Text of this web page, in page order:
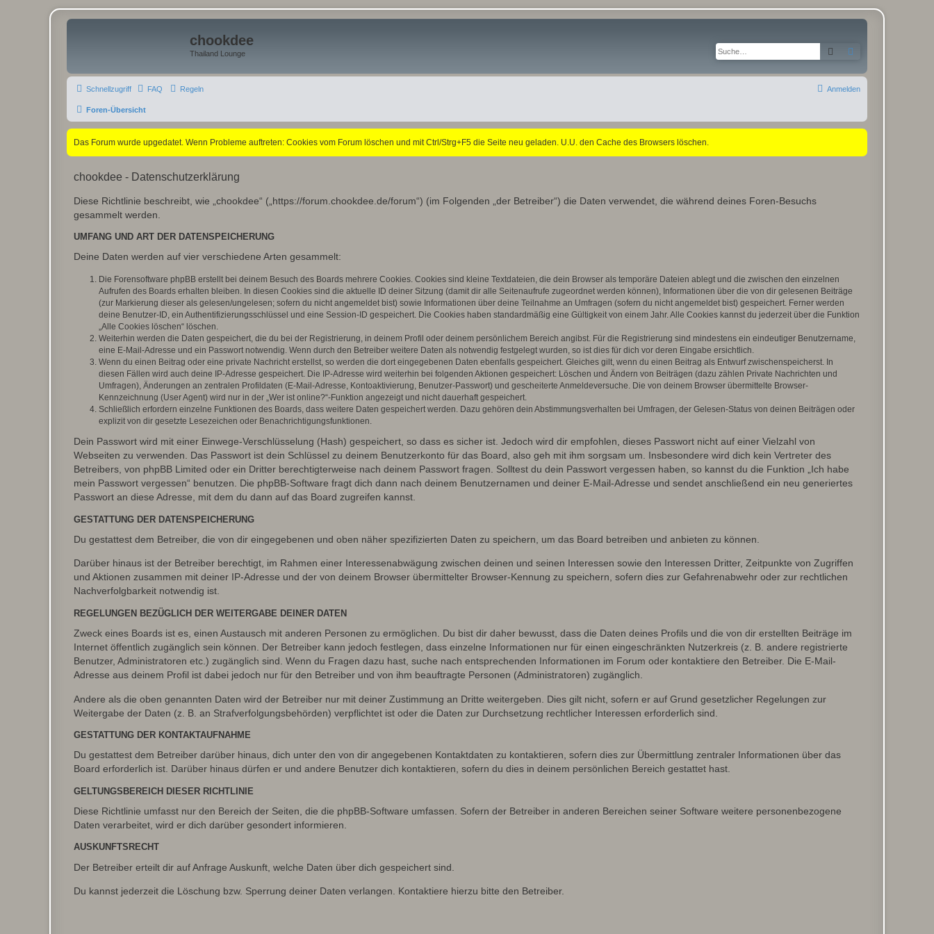
chookdee
Thailand Lounge Suche
Schnellzugriff FAQ Regeln Anmelden
Foren-Übersicht
Das Forum wurde upgedatet. Wenn Probleme auftreten: Cookies vom Forum löschen und mit Ctrl/Strg+F5 die Seite neu geladen. U.U. den Cache des Browsers löschen.
chookdee - Datenschutzerklärung
Diese Richtlinie beschreibt, wie „chookdee“ („https://forum.chookdee.de/forum“) (im Folgenden „der Betreiber“) die Daten verwendet, die während deines Foren-Besuchs
gesammelt werden.
UMFANG UND ART DER DATENSPEICHERUNG
Deine Daten werden auf vier verschiedene Arten gesammelt:
Die Forensoftware phpBB erstellt bei deinem Besuch des Boards mehrere Cookies. Cookies sind kleine Textdateien, die dein Browser als temporäre Dateien ablegt und die zwischen den einzelnen
Aufrufen des Boards erhalten bleiben. In diesen Cookies sind die aktuelle ID deiner Sitzung (damit dir alle Seitenaufrufe zugeordnet werden können), Informationen über die von dir gelesenen Beiträge
(zur Markierung dieser als gelesen/ungelesen; sofern du nicht angemeldet bist) sowie Informationen über deine Teilnahme an Umfragen (sofern du nicht angemeldet bist) gespeichert. Ferner werden
deine Benutzer-ID, ein Authentifizierungsschlüssel und eine Session-ID gespeichert. Die Cookies haben standardmäßig eine Gültigkeit von einem Jahr. Alle Cookies kannst du jederzeit über die Funktion
„Alle Cookies löschen“ löschen.
Weiterhin werden die Daten gespeichert, die du bei der Registrierung, in deinem Profil oder deinem persönlichem Bereich angibst. Für die Registrierung sind mindestens ein eindeutiger Benutzername,
eine E-Mail-Adresse und ein Passwort notwendig. Wenn durch den Betreiber weitere Daten als notwendig festgelegt wurden, so ist dies für dich vor deren Eingabe ersichtlich.
Wenn du einen Beitrag oder eine private Nachricht erstellst, so werden die dort eingegebenen Daten ebenfalls gespeichert. Gleiches gilt, wenn du einen Beitrag als Entwurf zwischenspeicherst. In
diesen Fällen wird auch deine IP-Adresse gespeichert. Die IP-Adresse wird weiterhin bei folgenden Aktionen gespeichert: Löschen und Ändern von Beiträgen (dazu zählen Private Nachrichten und
Umfragen), Änderungen an zentralen Profildaten (E-Mail-Adresse, Kontoaktivierung, Benutzer-Passwort) und gescheiterte Anmeldeversuche. Die von deinem Browser übermittelte Browser-
Kennzeichnung (User Agent) wird nur in der „Wer ist online?“-Funktion angezeigt und nicht dauerhaft gespeichert.
Schließlich erfordern einzelne Funktionen des Boards, dass weitere Daten gespeichert werden. Dazu gehören dein Abstimmungsverhalten bei Umfragen, der Gelesen-Status von deinen Beiträgen oder
explizit von dir gesetzte Lesezeichen oder Benachrichtigungsfunktionen.
Dein Passwort wird mit einer Einwege-Verschlüsselung (Hash) gespeichert, so dass es sicher ist. Jedoch wird dir empfohlen, dieses Passwort nicht auf einer Vielzahl von
Webseiten zu verwenden. Das Passwort ist dein Schlüssel zu deinem Benutzerkonto für das Board, also geh mit ihm sorgsam um. Insbesondere wird dich kein Vertreter des
Betreibers, von phpBB Limited oder ein Dritter berechtigterweise nach deinem Passwort fragen. Solltest du dein Passwort vergessen haben, so kannst du die Funktion „Ich habe
mein Passwort vergessen“ benutzen. Die phpBB-Software fragt dich dann nach deinem Benutzernamen und deiner E-Mail-Adresse und sendet anschließend ein neu generiertes
Passwort an diese Adresse, mit dem du dann auf das Board zugreifen kannst.
GESTATTUNG DER DATENSPEICHERUNG
Du gestattest dem Betreiber, die von dir eingegebenen und oben näher spezifizierten Daten zu speichern, um das Board betreiben und anbieten zu können.
Darüber hinaus ist der Betreiber berechtigt, im Rahmen einer Interessenabwägung zwischen deinen und seinen Interessen sowie den Interessen Dritter, Zeitpunkte von Zugriffen
und Aktionen zusammen mit deiner IP-Adresse und der von deinem Browser übermittelter Browser-Kennung zu speichern, sofern dies zur Gefahrenabwehr oder zur rechtlichen
Nachverfolgbarkeit notwendig ist.
REGELUNGEN BEZÜGLICH DER WEITERGABE DEINER DATEN
Zweck eines Boards ist es, einen Austausch mit anderen Personen zu ermöglichen. Du bist dir daher bewusst, dass die Daten deines Profils und die von dir erstellten Beiträge im
Internet öffentlich zugänglich sein können. Der Betreiber kann jedoch festlegen, dass einzelne Informationen nur für einen eingeschränkten Nutzerkreis (z. B. andere registrierte
Benutzer, Administratoren etc.) zugänglich sind. Wenn du Fragen dazu hast, suche nach entsprechenden Informationen im Forum oder kontaktiere den Betreiber. Die E-Mail-
Adresse aus deinem Profil ist dabei jedoch nur für den Betreiber und von ihm beauftragte Personen (Administratoren) zugänglich.
Andere als die oben genannten Daten wird der Betreiber nur mit deiner Zustimmung an Dritte weitergeben. Dies gilt nicht, sofern er auf Grund gesetzlicher Regelungen zur
Weitergabe der Daten (z. B. an Strafverfolgungsbehörden) verpflichtet ist oder die Daten zur Durchsetzung rechtlicher Interessen erforderlich sind.
GESTATTUNG DER KONTAKTAUFNAHME
Du gestattest dem Betreiber darüber hinaus, dich unter den von dir angegebenen Kontaktdaten zu kontaktieren, sofern dies zur Übermittlung zentraler Informationen über das
Board erforderlich ist. Darüber hinaus dürfen er und andere Benutzer dich kontaktieren, sofern du dies in deinem persönlichen Bereich gestattet hast.
GELTUNGSBEREICH DIESER RICHTLINIE
Diese Richtlinie umfasst nur den Bereich der Seiten, die die phpBB-Software umfassen. Sofern der Betreiber in anderen Bereichen seiner Software weitere personenbezogene
Daten verarbeitet, wird er dich darüber gesondert informieren.
AUSKUNFTSRECHT
Der Betreiber erteilt dir auf Anfrage Auskunft, welche Daten über dich gespeichert sind.
Du kannst jederzeit die Löschung bzw. Sperrung deiner Daten verlangen. Kontaktiere hierzu bitte den Betreiber.